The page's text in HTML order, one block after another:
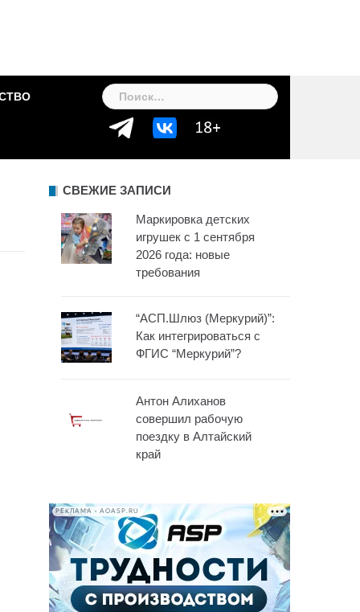
Найти:
СВЕЖИЕ ЗАПИСИ
Маркировка детских
игрушек с 1 сентября
2026 года: новые
требования
“АСП.Шлюз (Меркурий)”:
Как интегрироваться с
ФГИС “Меркурий”?
Антон Алиханов
совершил рабочую
поездку в Алтайский
край
РЕКЛАМА • AOASP.RU